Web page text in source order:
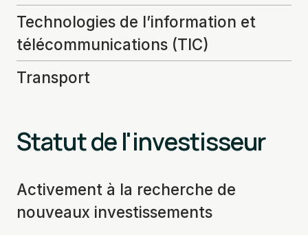
Technologies de l’information et
télécommunications (TIC)
Transport
Statut de l'investisseur
Activement à la recherche de
nouveaux investissements